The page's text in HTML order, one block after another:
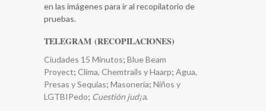
en las imágenes para ir al recopilatorio de
pruebas.
TELEGRAM (RECOPILACIONES)
Ciudades 15 Minutos; Blue Beam
Proyect; Clima, Chemtrails y Haarp; ​Agua,
Presas y Sequías; Masonería; Niños y
LGTBIPedo; Cuestión jud¡a.